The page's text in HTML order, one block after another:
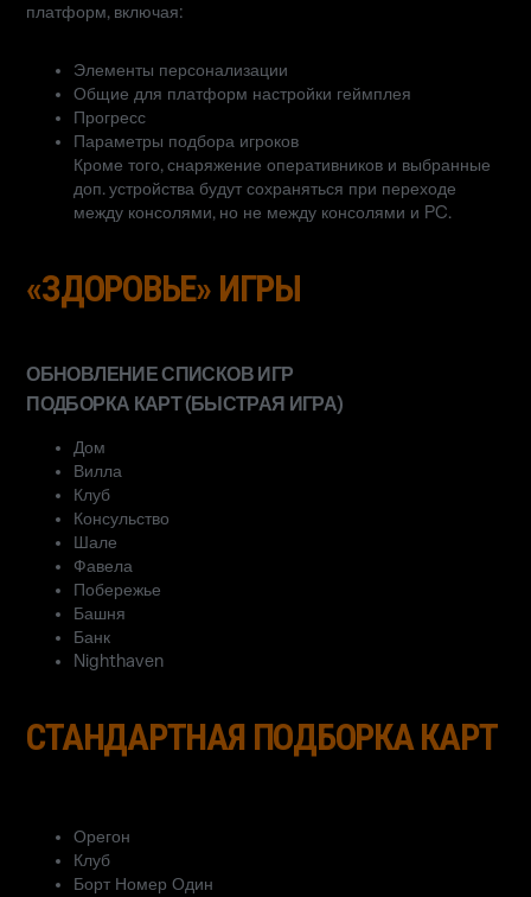
платформ, включая:
Элементы персонализации
Общие для платформ настройки геймплея
Прогресс
Параметры подбора игроков
Кроме того, снаряжение оперативников и выбранные
доп. устройства будут сохраняться при переходе
между консолями, но не между консолями и PC.
«ЗДОРОВЬЕ» ИГРЫ
ОБНОВЛЕНИЕ СПИСКОВ ИГР
ПОДБОРКА КАРТ (БЫСТРАЯ ИГРА)
Дом
Вилла
Клуб
Консульство
Шале
Фавела
Побережье
Башня
Банк
Nighthaven
СТАНДАРТНАЯ ПОДБОРКА КАРТ
Орегон
Клуб
Борт Номер Один